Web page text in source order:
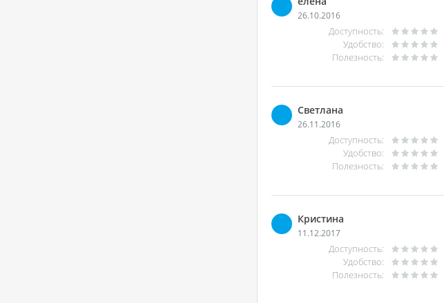
26.10.2016
Доступность:
Удобство:
Полезность:
Светлана
26.11.2016
Доступность:
Удобство:
Полезность:
Кристина
11.12.2017
Доступность:
Удобство:
Полезность: